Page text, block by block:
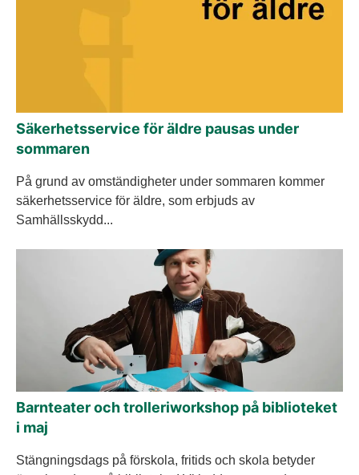
Säkerhetsservice för äldre pausas under
sommaren
På grund av omständigheter under sommaren kommer
säkerhetsservice för äldre, som erbjuds av
Samhällsskydd...
Barnteater och trolleriworkshop på biblioteket
i maj
Stängningsdags på förskola, fritids och skola betyder